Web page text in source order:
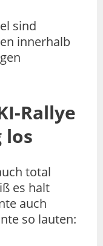
sind
innerhalb
Rallye
los
total
es halt
auch
so lauten: